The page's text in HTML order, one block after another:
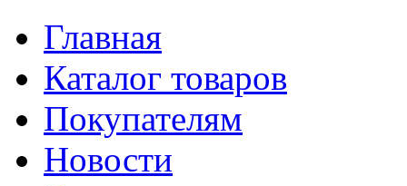
Главная
Каталог товаров
Покупателям
Новости